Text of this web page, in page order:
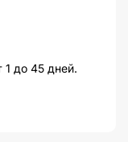
до 45 дней.